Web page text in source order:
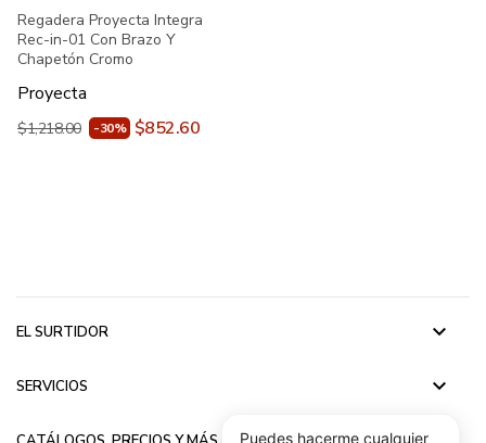
Regadera Proyecta Integra
Rec-in-01 Con Brazo Y
Chapetón Cromo
Proyecta
$1,218.00 -30% $852.60
EL SURTIDOR keyboard_arrow_down
SERVICIOS keyboard_arrow_down
Puedes hacerme cualquier